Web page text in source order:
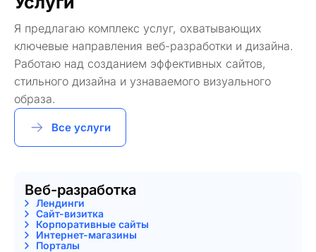
Я предлагаю комплекс услуг, охватывающих
ключевые направления веб-разработки и дизайна.
Работаю над созданием эффективных сайтов,
стильного дизайна и узнаваемого визуального
образа.
Все услуги
Веб-разработка
Лендинги
Сайт-визитка
Корпоративные сайты
Интернет-магазины
Порталы